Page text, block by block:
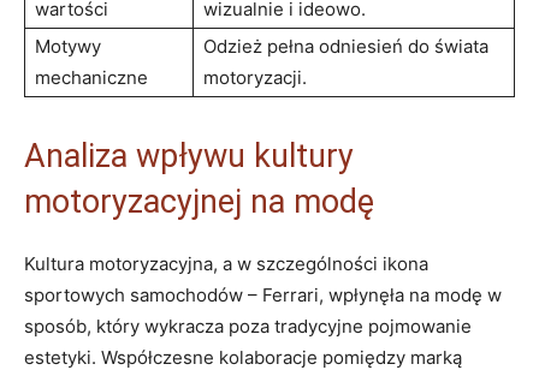
‌wartości
wizualnie i ideowo.
Motywy⁤
mechaniczne
Odzież pełna ‌odniesień ⁤do świata⁤
motoryzacji.
Analiza ‌wpływu kultury
motoryzacyjnej na modę
Kultura motoryzacyjna, a w szczególności ikona
⁣sportowych samochodów –​ Ferrari, wpłynęła na‌ modę w
sposób, ⁢który‍ wykracza poza tradycyjne pojmowanie
estetyki. Współczesne kolaboracje pomiędzy ⁢marką